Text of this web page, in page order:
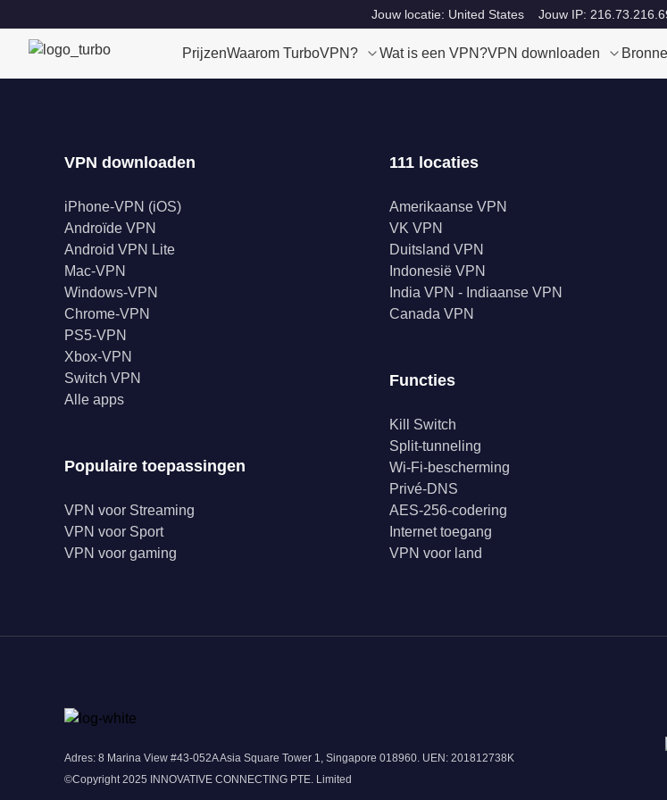
Jouw locatie: United States Jouw IP:
PrijzenWaarom TurboVPN? Wat is een VPN?VPN downloaden
VPN downloaden
iPhone-VPN (iOS)
Androïde VPN
Android VPN Lite
Mac-VPN
Windows-VPN
Chrome-VPN
PS5-VPN
Xbox-VPN
Switch VPN
Alle apps
Populaire toepassingen
VPN voor Streaming
VPN voor Sport
VPN voor gaming
111 locaties
Amerikaanse VPN
VK VPN
Duitsland VPN
Indonesië VPN
India VPN - Indiaanse VPN
Canada VPN
Functies
Kill Switch
Split-tunneling
Wi-Fi-bescherming
Privé-DNS
AES-256-codering
Internet toegang
VPN voor land
Adres: 8 Marina View #43-052A Asia Square Tower 1, Singapore 018960. UEN: 201812738K
©Copyright 2025 INNOVATIVE CONNECTING PTE. Limited